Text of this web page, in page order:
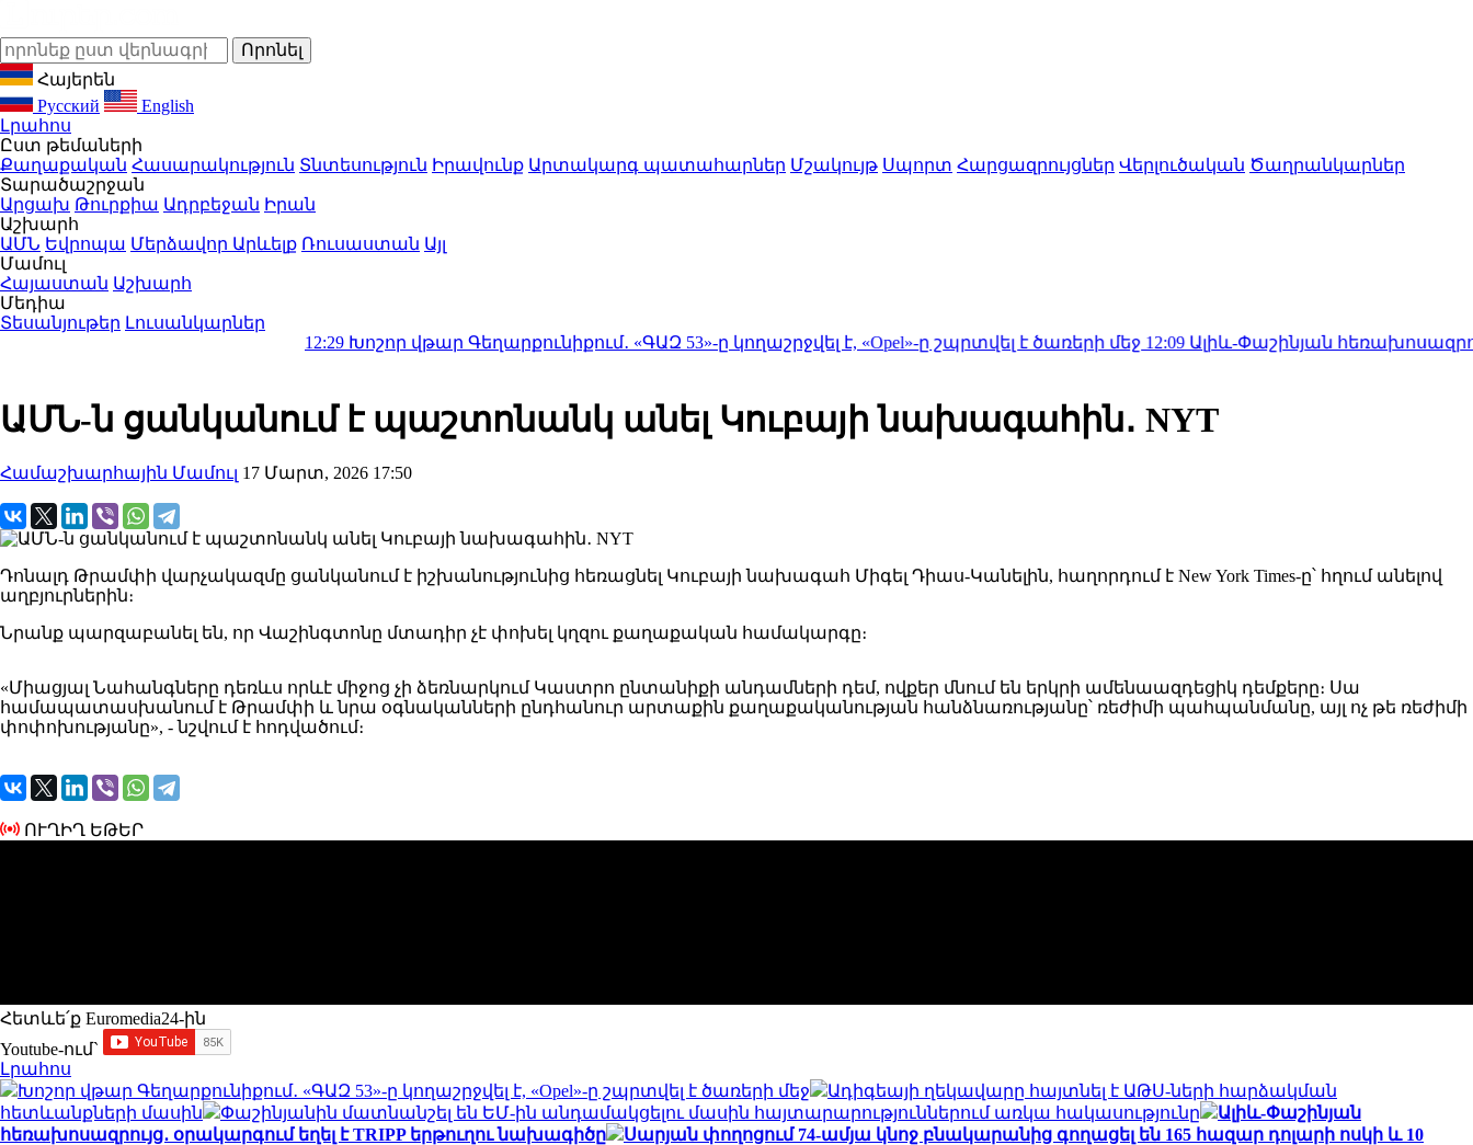
Հայերեն
Русский
English
Լրահոս
Ըստ թեմաների
Քաղաքական Հասարակություն Տնտեսություն Իրավունք Արտակարգ պատահարներ Մշակույթ Սպորտ Հարցազրույցներ Վերլուծական Ծաղրանկարներ
Տարածաշրջան
Արցախ Թուրքիա Ադրբեջան Իրան
Աշխարհ
ԱՄՆ Եվրոպա Մերձավոր Արևելք Ռուսաստան Այլ
Մամուլ
Հայաստան Աշխարհ
Մեդիա
Տեսանյութեր Լուսանկարներ
Խոշոր վթար Գեղարքունիքում․ «ԳԱԶ 53»-ը կողաշրջվել է, «Opel»-ը շպրտվել է ծառերի մեջ12:09Ալիև-Փաշինյան հեռախոսազրույց․
ԱՄՆ-ն ցանկանում է պաշտոնանկ անել Կուբայի նախագահին․ NYT
Համաշխարհային Մամուլ 17 Մարտ, 2026 17:50
Դոնալդ Թրամփի վարչակազմը ցանկանում է իշխանությունից հեռացնել Կուբայի նախագահ Միգել Դիաս-Կանելին, հաղորդում է New York Times-ը՝ հղում անելով
աղբյուրներին։
Նրանք պարզաբանել են, որ Վաշինգտոնը մտադիր չէ փոխել կղզու քաղաքական համակարգը։
«Միացյալ Նահանգները դեռևս որևէ միջոց չի ձեռնարկում Կաստրո ընտանիքի անդամների դեմ, ովքեր մնում են երկրի ամենաազդեցիկ դեմքերը։ Սա
համապատասխանում է Թրամփի և նրա օգնականների ընդհանուր արտաքին քաղաքականության հանձնառությանը՝ ռեժիմի պահպանմանը, այլ ոչ թե ռեժիմի
փոփոխությանը», - նշվում է հոդվածում։
ՈՒՂԻՂ ԵԹԵՐ
Հետևե՛ք Euromedia24-ին
Youtube-ում`
Լրահոս
Խոշոր վթար Գեղարքունիքում․ «ԳԱԶ 53»-ը կողաշրջվել է, «Opel»-ը շպրտվել է ծառերի մեջ
Ադիգեայի ղեկավարը հայտնել է ԱԹՍ-ների հարձակման
հետևանքների մասին
Փաշինյանին մատնանշել են ԵՄ-ին անդամակցելու մասին հայտարարություններում առկա հակասությունը
Ալիև-Փաշինյան
հեռախոսազրույց․ օրակարգում եղել է TRIPP երթուղու նախագիծը
Սարյան փողոցում 74-ամյա կնոջ բնակարանից գողացել են 165 հազար դոլարի ոսկի և 10